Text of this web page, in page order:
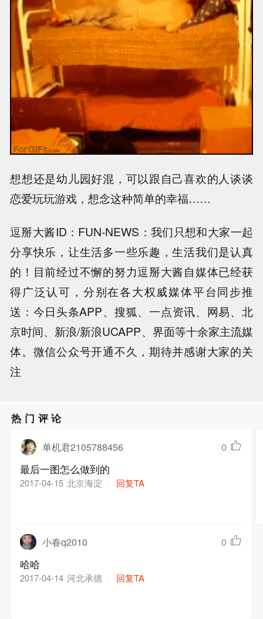
想想还是幼儿园好混，可以跟自己喜欢的人谈谈
恋爱玩玩游戏，想念这种简单的幸福……
逗掰大酱ID：FUN-NEWS：我们只想和大家一起
分享快乐，让生活多一些乐趣，生活我们是认真
的！目前经过不懈的努力逗掰大酱自媒体已经获
得广泛认可，分别在各大权威媒体平台同步推
送：今日头条APP、搜狐、一点资讯、网易、北
京时间、新浪/新浪UCAPP、界面等十余家主流媒
体。微信公众号开通不久，期待并感谢大家的关
注
热门评论
单机君2105788456 0
最后一图怎么做到的
2017-04-15 北京海淀 回复TA
小春q2010 0
哈哈
2017-04-14 河北承德 回复TA